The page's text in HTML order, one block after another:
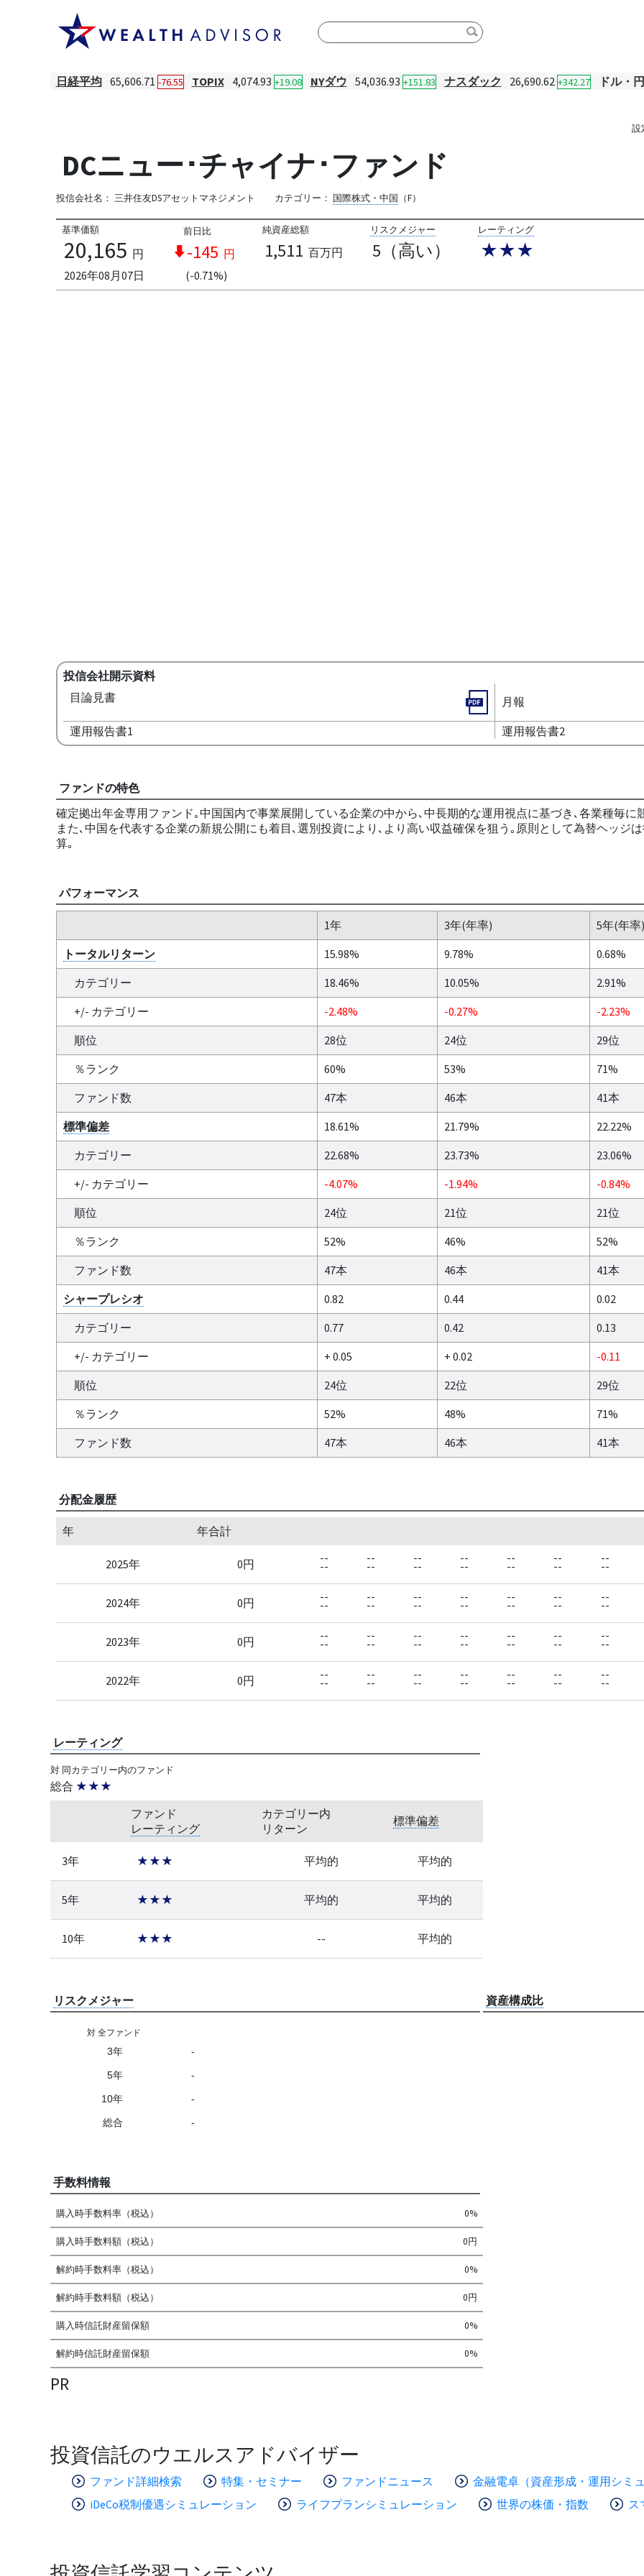
日経平均 65,606.71 -76.55 TOPIX 4,074.93 +19.08 NYダウ 54,036.93 +151.83 ナスダック 26,690.62 +342.27 ドル・円
設
DCニュー･チャイナ･ファンド
投信会社名： 三井住友DSアセットマネジメント カテゴリー： 国際株式・中国 （F）
基準価額
20,165 円
2026年08月07日
前日比
-145 円
(-0.71%)
純資産総額
1,511 百万円
リスクメジャー
5（高い）
レーティング
★★★
投信会社開示資料
目論見書
月報
運用報告書1 運用報告書2
ファンドの特色
確定拠出年金専用ファンド｡中国国内で事業展開している企業の中から､中長期的な運用視点に基づき､各業種毎に
また､中国を代表する企業の新規公開にも着目､選別投資により､より高い収益確保を狙う｡原則として為替ヘッジ
算｡
パフォーマンス
1年 3年(年率) 5年(年率)
トータルリターン
15.98% 9.78% 0.68%
カテゴリー
18.46% 10.05% 2.91%
+/- カテゴリー
-2.48% -0.27% -2.23%
順位
28位 24位 29位
％ランク
60% 53% 71%
ファンド数
47本 46本 41本
標準偏差
18.61% 21.79% 22.22%
カテゴリー
22.68% 23.73% 23.06%
+/- カテゴリー
-4.07% -1.94% -0.84%
順位
24位 21位 21位
％ランク
52% 46% 52%
ファンド数
47本 46本 41本
シャープレシオ
0.82 0.44 0.02
カテゴリー
0.77 0.42 0.13
+/- カテゴリー
+ 0.05 + 0.02 -0.11
順位
24位 22位 29位
％ランク
52% 48% 71%
ファンド数
47本 46本 41本
分配金履歴
年 年合計
2025年 0円 --
--
--
--
--
--
--
--
--
--
--
--
--
--
2024年 0円 --
--
--
--
--
--
--
--
--
--
--
--
--
--
2023年 0円 --
--
--
--
--
--
--
--
--
--
--
--
--
--
2022年 0円 --
--
--
--
--
--
--
--
--
--
--
--
--
--
レーティング
対 同カテゴリー内のファンド
総合 ★★★
ファンド
レーティング
カテゴリー内
リターン
標準偏差
3年 ★★★ 平均的 平均的
5年 ★★★ 平均的 平均的
10年 ★★★ -- 平均的
リスクメジャー
対 全ファンド
3年 -
5年 -
10年 -
総合 -
資産構成比
手数料情報
購入時手数料率（税込） 0%
購入時手数料額（税込） 0円
解約時手数料率（税込） 0%
解約時手数料額（税込） 0円
購入時信託財産留保額 0%
解約時信託財産留保額 0%
PR
投資信託のウエルスアドバイザー
ファンド詳細検索 特集・セミナー ファンドニュース 金融電卓（資産形成・運用シミ
iDeCo税制優遇シミュレーション
ライフプランシミュレーション 世界の株価・指数 ス